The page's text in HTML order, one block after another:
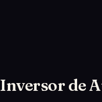
Inversor de